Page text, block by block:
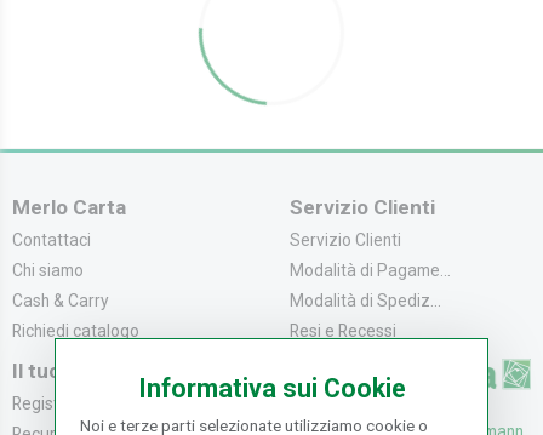
Merlo Carta
Contattaci
Chi siamo
Cash & Carry
Richiedi catalogo
Servizio Clienti
Servizio Clienti
Modalità di Pagame...
Modalità di Spediz...
Resi e Recessi
Il tuo Account
Registrati
Informativa sui Cookie
Noi e terze parti selezionate utilizziamo cookie o